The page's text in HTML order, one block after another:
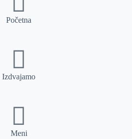
Početna
Izdvajamo
Meni